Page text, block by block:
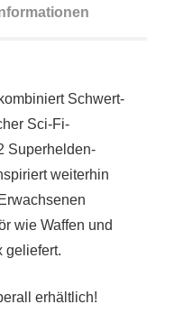
Schwert-
Sci-Fi-
Superhelden-
weiterhin
wie Waffen und
geliefert.
erhältlich!